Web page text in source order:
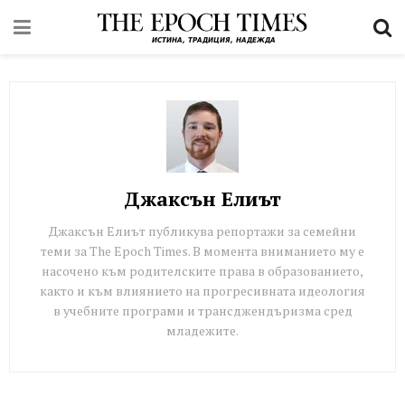
Джаксън Елиът
Джаксън Елиът публикува репортажи за семейни
теми за The Epoch Times. В момента вниманието му е
насочено към родителските права в образованието,
както и към влиянието на прогресивната идеология
в учебните програми и трансджендъризма сред
младежите.